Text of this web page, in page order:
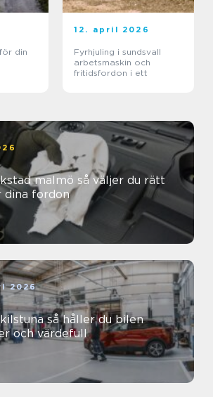
din
12. april 2026
Fyrhjuling i sundsvall
arbetsmaskin och
fritidsfordon i ett
så väljer du rätt
fordon
2026
håller du bilen
och värdefull